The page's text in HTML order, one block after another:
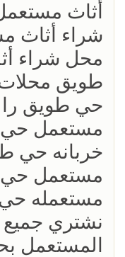
أثاث
شراء أثاث
محل شراء
طويق
حي طويق
مستعمل حي
خربانه حي
مستعمل حي
نشتري جميع
المستعمل